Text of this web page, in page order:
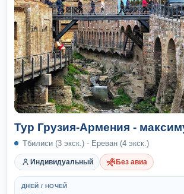
Тур Грузия-Армения -
Тбилиси (3 экск.) - Ереван (4 экск.)
Индивидуальный Без авиа
ДНЕЙ / НОЧЕЙ